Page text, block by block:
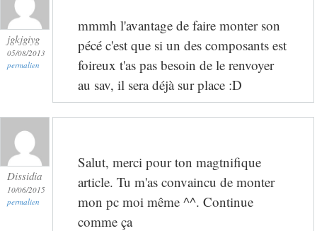
jgkjgiyg
05/08/2013
permalien
mmmh l'avantage de faire monter son
pécé c'est que si un des composants est
foireux t'as pas besoin de le renvoyer
au sav, il sera déjà sur place :D
Dissidia
10/06/2015
permalien
Salut, merci pour ton magtnifique
article. Tu m'as convaincu de monter
mon pc moi même ^^. Continue
comme ça